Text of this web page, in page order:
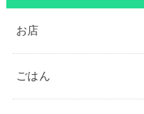
お店
ごはん